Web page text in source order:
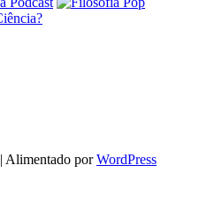
| Alimentado porWordPress